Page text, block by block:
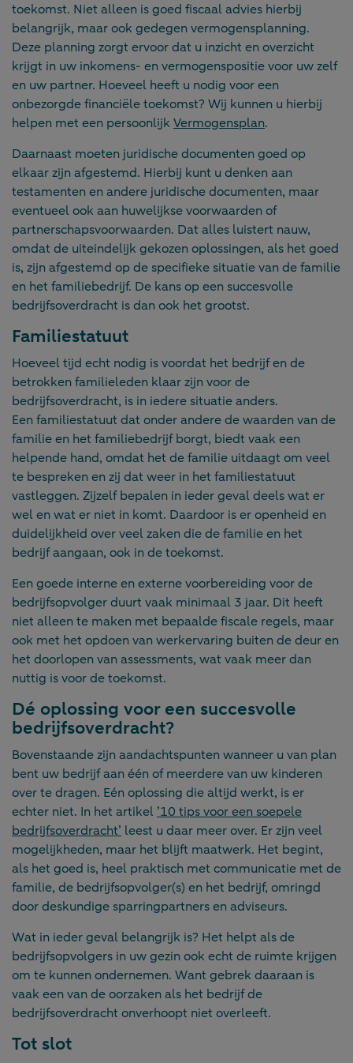
toekomst. Niet alleen is goed fiscaal advies hierbij
belangrijk, maar ook gedegen vermogensplanning.
Deze planning zorgt ervoor dat u inzicht en overzicht
krijgt in uw inkomens- en vermogenspositie voor uw zelf
en uw partner. Hoeveel heeft u nodig voor een
onbezorgde financiële toekomst? Wij kunnen u hierbij
helpen met een persoonlijk Vermogensplan.
Daarnaast moeten juridische documenten goed op
elkaar zijn afgestemd. Hierbij kunt u denken aan
testamenten en andere juridische documenten, maar
eventueel ook aan huwelijkse voorwaarden of
partnerschapsvoorwaarden. Dat alles luistert nauw,
omdat de uiteindelijk gekozen oplossingen, als het goed
is, zijn afgestemd op de specifieke situatie van de familie
en het familiebedrijf. De kans op een succesvolle
bedrijfsoverdracht is dan ook het grootst.
Familiestatuut
Hoeveel tijd echt nodig is voordat het bedrijf en de
betrokken familieleden klaar zijn voor de
bedrijfsoverdracht, is in iedere situatie anders.
Een familiestatuut dat onder andere de waarden van de
familie en het familiebedrijf borgt, biedt vaak een
helpende hand, omdat het de familie uitdaagt om veel
te bespreken en zij dat weer in het familiestatuut
vastleggen. Zijzelf bepalen in ieder geval deels wat er
wel en wat er niet in komt. Daardoor is er openheid en
duidelijkheid over veel zaken die de familie en het
bedrijf aangaan, ook in de toekomst.
Een goede interne en externe voorbereiding voor de
bedrijfsopvolger duurt vaak minimaal 3 jaar. Dit heeft
niet alleen te maken met bepaalde fiscale regels, maar
ook met het opdoen van werkervaring buiten de deur en
het doorlopen van assessments, wat vaak meer dan
nuttig is voor de toekomst.
Dé oplossing voor een succesvolle
bedrijfsoverdracht?
Bovenstaande zijn aandachtspunten wanneer u van plan
bent uw bedrijf aan één of meerdere van uw kinderen
over te dragen. Eén oplossing die altijd werkt, is er
echter niet. In het artikel ’10 tips voor een soepele
bedrijfsoverdracht’ leest u daar meer over. Er zijn veel
mogelijkheden, maar het blijft maatwerk. Het begint,
als het goed is, heel praktisch met communicatie met de
familie, de bedrijfsopvolger(s) en het bedrijf, omringd
door deskundige sparringpartners en adviseurs.
Wat in ieder geval belangrijk is? Het helpt als de
bedrijfsopvolgers in uw gezin ook echt de ruimte krijgen
om te kunnen ondernemen. Want gebrek daaraan is
vaak een van de oorzaken als het bedrijf de
bedrijfsoverdracht onverhoopt niet overleeft.
Tot slot